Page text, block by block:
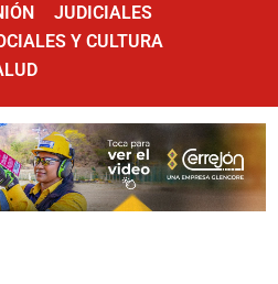
JUDICIALES
Y CULTURA